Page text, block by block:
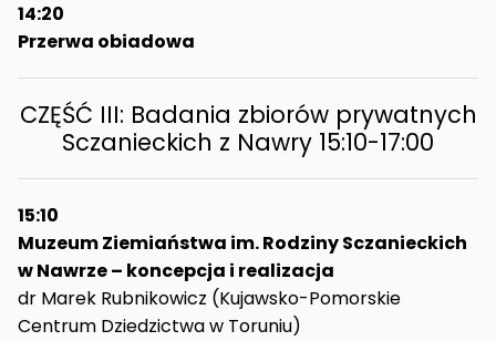
14:20
Przerwa obiadowa
CZĘŚĆ III: Badania zbiorów prywatnych
Sczanieckich z Nawry 15:10-17:00
15:10
Muzeum Ziemiaństwa im. Rodziny Sczanieckich
w Nawrze – koncepcja i realizacja
dr Marek Rubnikowicz (Kujawsko-Pomorskie
Centrum Dziedzictwa w Toruniu)